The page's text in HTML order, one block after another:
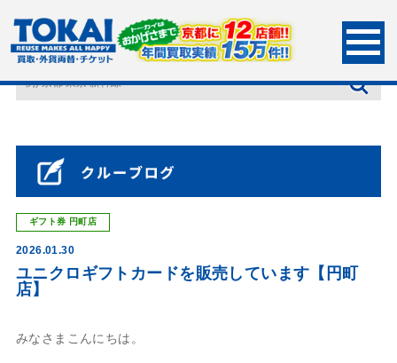
HOME
店長ブログ
ユニクロギフトカードを販売しています【円町店】
ギフト券 円町店
2026.01.30
ユニクロギフトカードを販売しています【円町
店】
みなさまこんにちは。